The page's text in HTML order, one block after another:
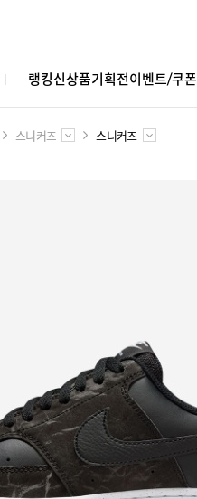
랭킹신상품기획전이벤트/쿠폰
스니커즈 스니커즈